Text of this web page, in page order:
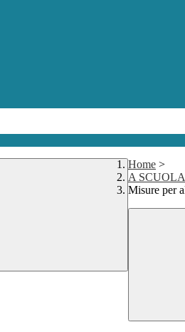
Home >
A
Misure per